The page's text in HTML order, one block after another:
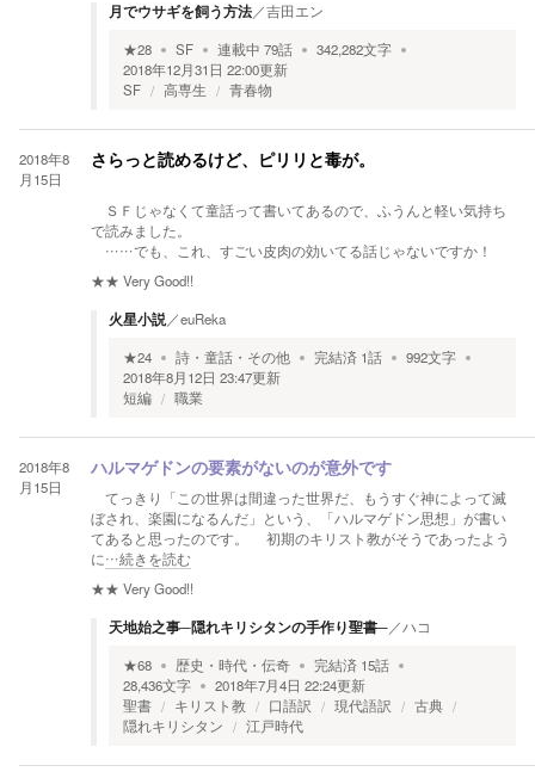
月でウサギを飼う方法／吉田エン
★28 SF 連載中 79話 342,282文字
2018年12月31日 22:00更新
SF
高専生 青春物
2018年8
月15日
さらっと読めるけど、ピリリと毒が。
ＳＦじゃなくて童話って書いてあるので、ふうんと軽い気持ち
で読みました。
……でも、これ、すごい皮肉の効いてる話じゃないですか！
★★ Very Good!!
火星小説／euReka
★24 詩・童話・その他 完結済 1話 992文字
2018年8月12日 23:47更新
短編
職業
2018年8
月15日
ハルマゲドンの要素がないのが意外です
てっきり「この世界は間違った世界だ、もうすぐ神によって滅
ぼされ、楽園になるんだ」という、「ハルマゲドン思想」が書い
てあると思ったのです。 初期のキリスト教がそうであったよう
に…続きを読む
★★ Very Good!!
天地始之事─隠れキリシタンの手作り聖書─／ハコ
★68 歴史・時代・伝奇 完結済 15話
28,436文字 2018年7月4日 22:24更新
聖書
キリスト教 口語訳 現代語訳
古典
隠れキリシタン
江戸時代